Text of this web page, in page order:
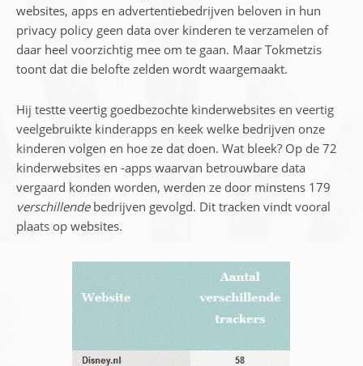
websites, apps en advertentiebedrijven beloven in hun
privacy policy geen data over kinderen te verzamelen of
daar heel voorzichtig mee om te gaan. Maar Tokmetzis
toont dat die belofte zelden wordt waargemaakt.
Hij testte veertig goedbezochte kinderwebsites en veertig
veelgebruikte kinderapps en keek welke bedrijven onze
kinderen volgen en hoe ze dat doen. Wat bleek? Op de 72
kinderwebsites en -apps waarvan betrouwbare data
vergaard konden worden, werden ze door minstens 179
verschillendebedrijven gevolgd. Dit tracken vindt vooral
plaats op websites.